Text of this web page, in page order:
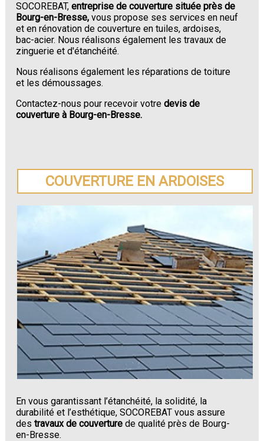
SOCOREBAT,entreprise de couverture située près de
Bourg-en-Bresse, vous propose ses services en neuf
et en rénovation de couverture en tuiles, ardoises,
bac-acier. Nous réalisons également les travaux de
zinguerie et d'étanchéité.
Nous réalisons également les réparations de toiture
et les démoussages.
Contactez-nous pour recevoir votredevis de
couverture à Bourg-en-Bresse.
COUVERTURE EN ARDOISES
En vous garantissant l’étanchéité, la solidité, la
durabilité et l’esthétique, SOCOREBAT vous assure
des travaux de couverture de qualité près de Bourg-
en-Bresse.